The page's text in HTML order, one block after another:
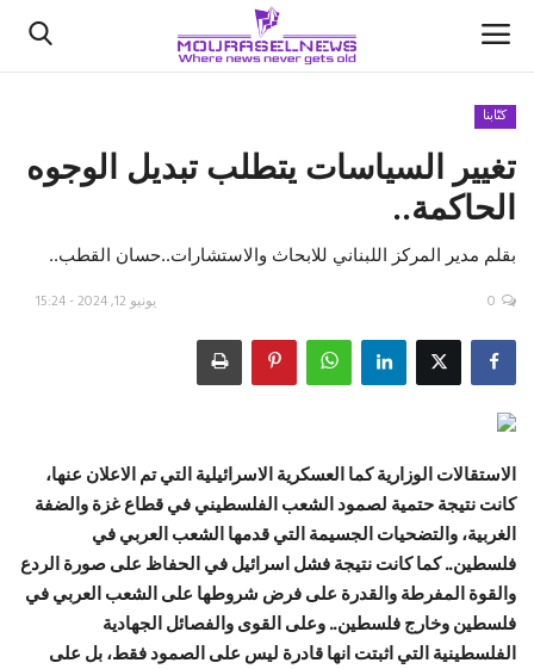
الأخبار
كتّابنا
اقتصاد
علوم وتكنولوجيا
رياضة
فيديو
حياة
كتّابنا
تغيير السياسات يتطلب تبديل الوجوه
الحاكمة..
بقلم مدير المركز اللبناني للابحاث والاستشارات..حسان القطب..
يونيو 12, 2024 - 15:24 0
الاستقالات الوزارية كما العسكرية الاسرائيلية التي تم الاعلان عنها،
كانت نتيجة حتمية لصمود الشعب الفلسطيني في قطاع غزة والضفة
الغربية، والتضحيات الجسيمة التي قدمها الشعب العربي في
فلسطين.. كما كانت نتيجة فشل اسرائيل في الحفاظ على صورة الردع
والقوة المفرطة والقدرة على فرض شروطها على الشعب العربي في
فلسطين وخارج فلسطين.. وعلى القوى والفصائل الجهادية
الفلسطينية التي اثبتت انها قادرة ليس على الصمود فقط، بل على